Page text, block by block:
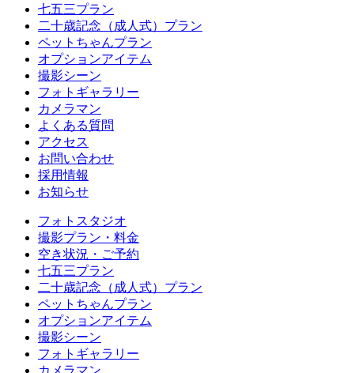
七五三プラン
二十歳記念（成人式）プラン
ペットちゃんプラン
オプションアイテム
撮影シーン
フォトギャラリー
カメラマン
よくある質問
アクセス
お問い合わせ
採用情報
お知らせ
フォトスタジオ
撮影プラン・料金
空き状況・ご予約
七五三プラン
二十歳記念（成人式）プラン
ペットちゃんプラン
オプションアイテム
撮影シーン
フォトギャラリー
カメラマン